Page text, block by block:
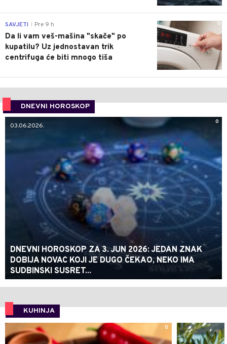
0
SAVJETI Pre 9 h
Da li vam veš-mašina "skače" po
kupatilu? Uz jednostavan trik
centrifuga će biti mnogo tiša
DNEVNI HOROSKOP
0
03.06.2026.
DNEVNI HOROSKOP ZA 3. JUN 2026: JEDAN ZNAK
DOBIJA NOVAC KOJI JE DUGO ČEKAO, NEKO IMA
SUDBINSKI SUSRET...
KUHINJA
0